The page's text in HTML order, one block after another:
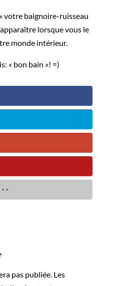
votre baignoire-ruisseau
lorsque vous le
monde intérieur.
« bon bain »! =)
pas publiée. Les